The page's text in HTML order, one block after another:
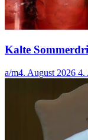
Kalte
a/m4. August 2026 4.